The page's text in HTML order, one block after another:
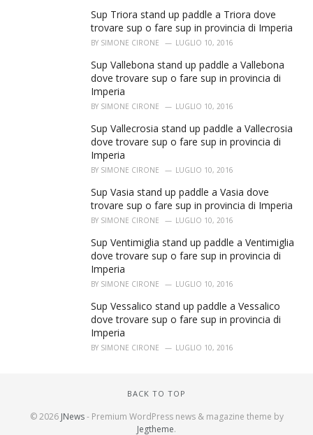
Sup Triora stand up paddle a Triora dove
trovare sup o fare sup in provincia di Imperia
BY SIMONE CIRONE LUGLIO 10, 2016
Sup Vallebona stand up paddle a Vallebona
dove trovare sup o fare sup in provincia di
Imperia
BY SIMONE CIRONE LUGLIO 10, 2016
Sup Vallecrosia stand up paddle a Vallecrosia
dove trovare sup o fare sup in provincia di
Imperia
BY SIMONE CIRONE LUGLIO 10, 2016
Sup Vasia stand up paddle a Vasia dove
trovare sup o fare sup in provincia di Imperia
BY SIMONE CIRONE LUGLIO 10, 2016
Sup Ventimiglia stand up paddle a Ventimiglia
dove trovare sup o fare sup in provincia di
Imperia
BY SIMONE CIRONE LUGLIO 10, 2016
Sup Vessalico stand up paddle a Vessalico
dove trovare sup o fare sup in provincia di
Imperia
BY SIMONE CIRONE LUGLIO 10, 2016
BACK TO TOP
© 2026 JNews- Premium WordPress news & magazine theme by
Jegtheme.